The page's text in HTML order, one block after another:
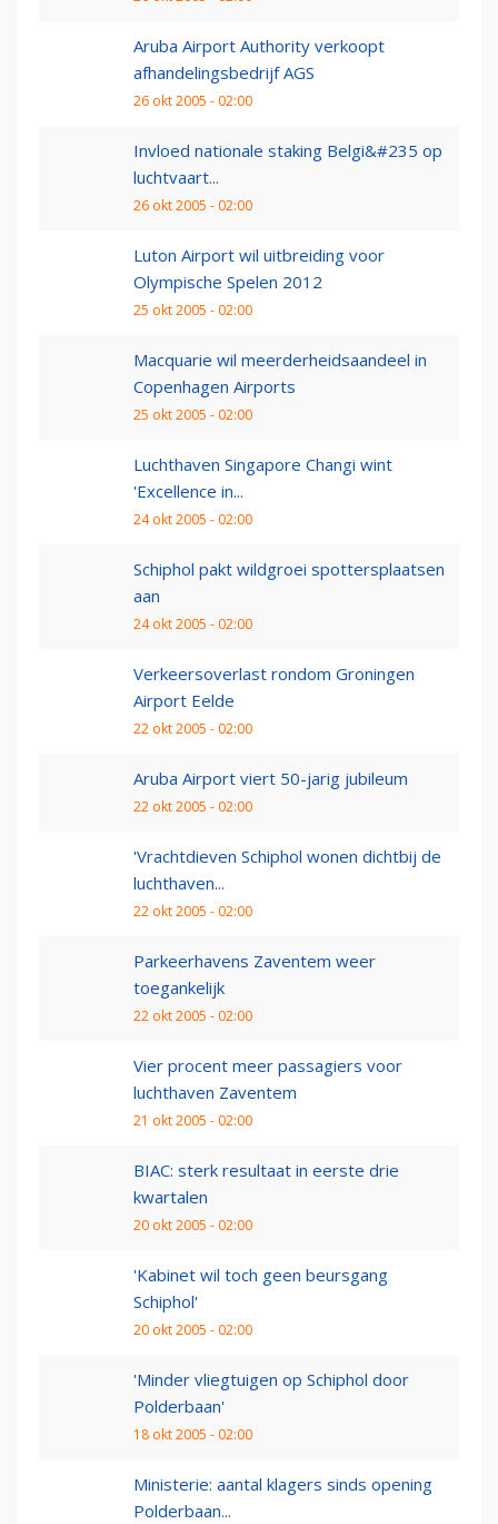
Aruba Airport Authority verkoopt
afhandelingsbedrijf AGS
26 okt 2005 - 02:00
Invloed nationale staking Belgi&#235 op
luchtvaart...
26 okt 2005 - 02:00
Luton Airport wil uitbreiding voor
Olympische Spelen 2012
25 okt 2005 - 02:00
Macquarie wil meerderheidsaandeel in
Copenhagen Airports
25 okt 2005 - 02:00
Luchthaven Singapore Changi wint
'Excellence in...
24 okt 2005 - 02:00
Schiphol pakt wildgroei spottersplaatsen
aan
24 okt 2005 - 02:00
Verkeersoverlast rondom Groningen
Airport Eelde
22 okt 2005 - 02:00
Aruba Airport viert 50-jarig jubileum
22 okt 2005 - 02:00
'Vrachtdieven Schiphol wonen dichtbij de
luchthaven...
22 okt 2005 - 02:00
Parkeerhavens Zaventem weer
toegankelijk
22 okt 2005 - 02:00
Vier procent meer passagiers voor
luchthaven Zaventem
21 okt 2005 - 02:00
BIAC: sterk resultaat in eerste drie
kwartalen
20 okt 2005 - 02:00
'Kabinet wil toch geen beursgang
Schiphol'
20 okt 2005 - 02:00
'Minder vliegtuigen op Schiphol door
Polderbaan'
18 okt 2005 - 02:00
Ministerie: aantal klagers sinds opening
Polderbaan...